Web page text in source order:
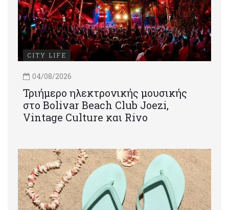
CITY LIFE
04/08/2026
Τριήμερο ηλεκτρονικής μουσικής
στο Bolivar Beach Club Joezi,
Vintage Culture και Rivo